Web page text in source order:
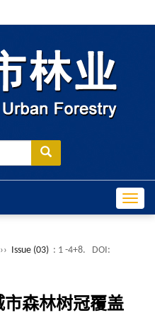
›› Issue (03) : 1 -4+8.
DOI:
森林树冠覆盖